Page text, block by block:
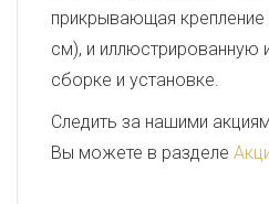
прикрывающая крепление
см), и иллюстрированную
сборке и установке.
Следить за нашими
Вы можете в разделе